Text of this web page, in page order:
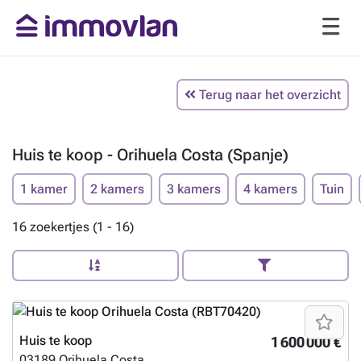
Terug naar het overzicht
Huis te koop - Orihuela Costa (Spanje)
1 kamer 2 kamers 3 kamers 4 kamers Tuin
16 zoekertjes (1 - 16)
1 600 000 €
Huis te koop